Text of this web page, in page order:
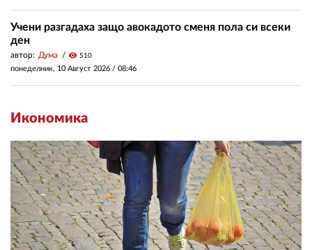
Учени разгадаха защо авокадото сменя пола си всеки
ден
автор: Дума visibility 510
понеделник, 10 Август 2026 / 08:46
Икономика